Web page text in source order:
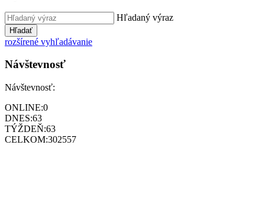
Hľadaný výraz
Hľadať
rozšírené vyhľadávanie
Návštevnosť
Návštevnosť:
ONLINE:0
DNES:63
TÝŽDEŇ:63
CELKOM:302557